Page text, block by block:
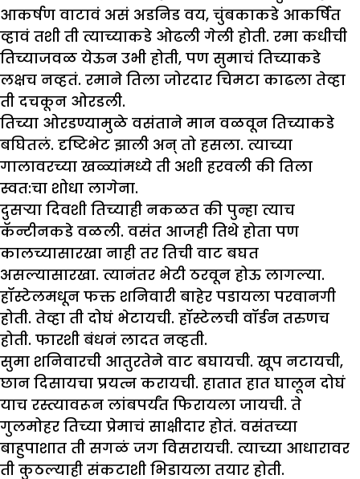
आकर्षण वाटावं असं अडनिड वय, चुंबकाकडे आकर्षित
व्हावं तशी ती त्याच्याकडे ओढली गेली होती. रमा कधीची
तिच्याजवळ येऊन उभी होती, पण सुमाचं तिच्याकडे
लक्षच नव्हतं. रमाने तिला जोरदार चिमटा काढला तेव्हा
ती दचकून ओरडली.
तिच्या ओरडण्यामुळे वसंताने मान वळवून तिच्याकडे
बघितलं. दृष्टिभेट झाली अन् तो हसला. त्याच्या
गालावरच्या खळ्यांमध्ये ती अशी हरवली की तिला
स्वत:चा शोधा लागेना.
दुसऱ्या दिवशी तिच्याही नकळत की पुन्हा त्याच
कॅन्टीनकडे वळली. वसंत आजही तिथे होता पण
कालच्यासारखा नाही तर तिची वाट बघत
असल्यासारखा. त्यानंतर भेटी ठरवून होऊ लागल्या.
हॉस्टेलमधून फक्त शनिवारी बाहेर पडायला परवानगी
होती. तेव्हा ती दोघं भेटायची. हॉस्टेलची वॉर्डन तरुणच
होती. फारशी बंधनं लादत नव्हती.
सुमा शनिवारची आतुरतेने वाट बघायची. खूप नटायची,
छान दिसायचा प्रयत्न करायची. हातात हात घालून दोघं
याच रस्त्यावरून लांबपर्यंत फिरायला जायची. ते
गुलमोहर तिच्या प्रेमाचं साक्षीदार होतं. वसंतच्या
बाहुपाशात ती सगळं जग विसरायची. त्याच्या आधारावर
ती कुठल्याही संकटाशी भिडायला तयार होती.